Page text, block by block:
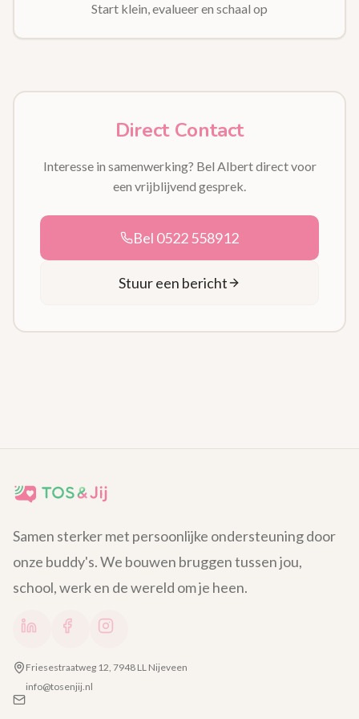
Start klein, evalueer en schaal op
Direct Contact
Interesse in samenwerking? Bel Albert direct voor
een vrijblijvend gesprek.
Bel 0522 558912
Stuur een bericht
Samen sterker met persoonlijke ondersteuning door
onze buddy's. We bouwen bruggen tussen jou,
school, werk en de wereld om je heen.
Friesestraatweg 12, 7948 LL Nijeveen
info@tosenjij.nl